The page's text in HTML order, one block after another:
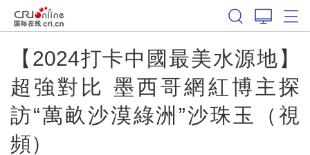
【2024打卡中國最美水源地】
超強對比 墨西哥網紅博主探
訪“萬畝沙漠綠洲”沙珠玉（視
頻）